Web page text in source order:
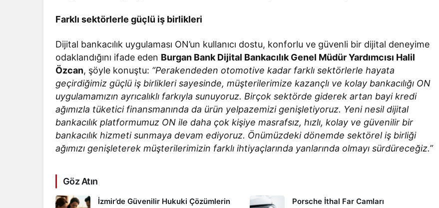
Farklı sektörlerle güçlü iş birlikleri
Dijital bankacılık uygulaması ON’un kullanıcı dostu, konforlu ve güvenli bir dijital deneyime
odaklandığını ifade eden Burgan Bank Dijital Bankacılık Genel Müdür Yardımcısı Halil
Özcan, şöyle konuştu: “Perakendeden otomotive kadar farklı sektörlerle hayata
geçirdiğimiz güçlü iş birlikleri sayesinde, müşterilerimize kazançlı ve kolay bankacılığı ON
uygulamamızın ayrıcalıklı farkıyla sunuyoruz. Birçok sektörde giderek artan bayi kredi
ağımızla tüketici finansmanında da ürün yelpazemizi genişletiyoruz. Yeni nesil dijital
bankacılık platformumuz ON ile daha çok kişiye masrafsız, hızlı, kolay ve güvenilir bir
bankacılık hizmeti sunmaya devam ediyoruz. Önümüzdeki dönemde sektörel iş birliği
ağımızı genişleterek müşterilerimizin farklı ihtiyaçlarında yanlarında olmayı sürdüreceğiz.”
Göz Atın
İzmir’de Güvenilir Hukuki Çözümlerin
Porsche İthal Far Camları